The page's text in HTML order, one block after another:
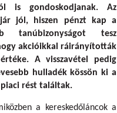
is gondoskodjanak. Az
jól, hiszen pénzt kap a
tanúbizonyságot tesz
akcióikkal ráirányították
A visszavétel pedig
hulladék kössön ki a
piaci rést találtak.
a kereskedőláncok a